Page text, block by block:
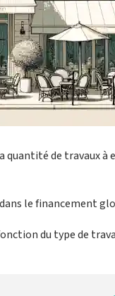
quantité de travaux
le financement
du type de